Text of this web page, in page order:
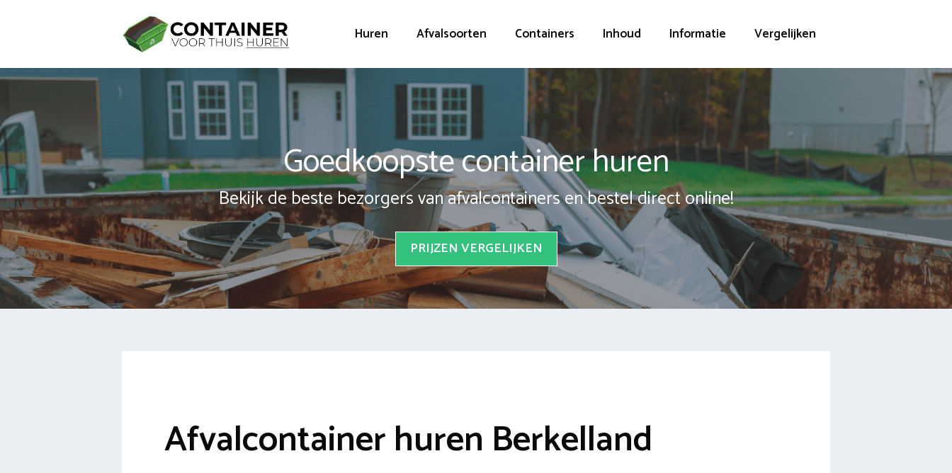
Huren Afvalsoorten Containers Inhoud Informatie Vergelijken
Goedkoopste container huren
Bekijk de beste bezorgers van afvalcontainers en bestel direct online!
PRIJZEN VERGELIJKEN
Afvalcontainer huren Berkelland